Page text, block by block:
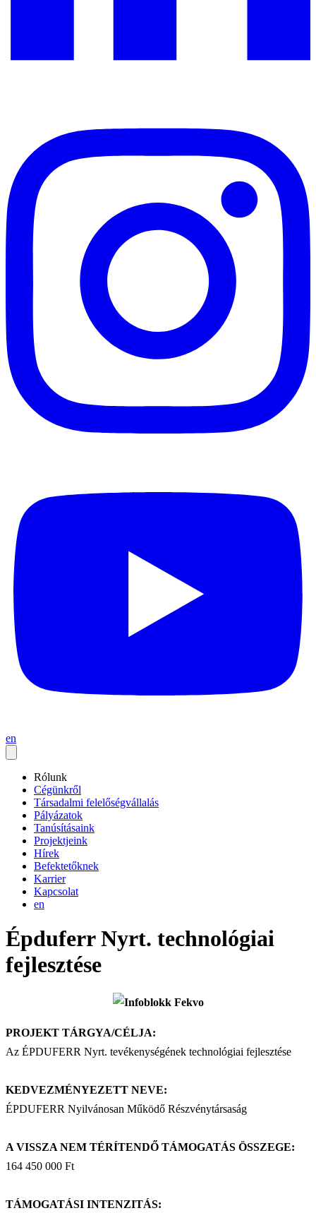
en
Rólunk
Cégünkről
Társadalmi felelőségvállalás
Pályázatok
Tanúsításaink
Projektjeink
Hírek
Befektetőknek
Karrier
Kapcsolat
en
Épduferr Nyrt. technológiai
fejlesztése
PROJEKT TÁRGYA/CÉLJA:
Az ÉPDUFERR Nyrt. tevékenységének technológiai fejlesztése
KEDVEZMÉNYEZETT NEVE:
ÉPDUFERR Nyilvánosan Működő Részvénytársaság
A VISSZA NEM TÉRÍTENDŐ TÁMOGATÁS ÖSSZEGE:
164 450 000 Ft
TÁMOGATÁSI INTENZITÁS: